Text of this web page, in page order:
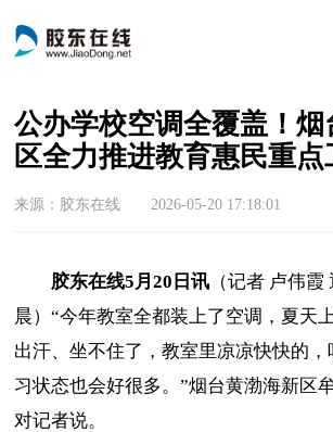
公办学校空调全覆盖！
区全力推进教育惠民重点
来源：胶东在线 2026-05-20 17:18:01
胶东在线5月20日讯 （记者 卢伟
晨）“今年教室全都装上了空调，夏天
出汗、坐不住了，教室里凉凉快快的
习状态也会好很多。”烟台黄渤海新区
对记者说。